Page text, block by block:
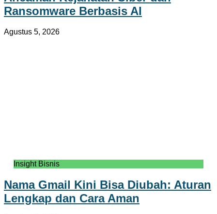
Ransomware Berbasis AI
Agustus 5, 2026
Insight Bisnis
Nama Gmail Kini Bisa Diubah: Aturan
Lengkap dan Cara Aman